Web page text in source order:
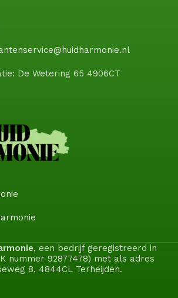
De Wetering 65 4906CT
, een bedrijf geregistreerd in
nummer 92877478) met als adres
8, 4844CL Terheijden.